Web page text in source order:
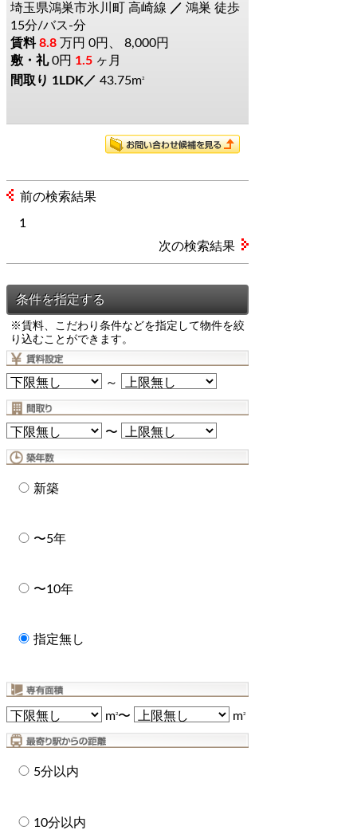
埼玉県鴻巣市氷川町 高崎線 鴻巣 徒歩
15分/バス-分
8.8 万円
0円、 8,000円
0円 1.5 ヶ月
1LDK
43.75m2
前の検索結果
1
※賃料、こだわり条件などを指定して物件を絞
り込むことができます。
～
〜
新築
〜5年
〜10年
指定無し
m2〜 m2
5分以内
10分以内